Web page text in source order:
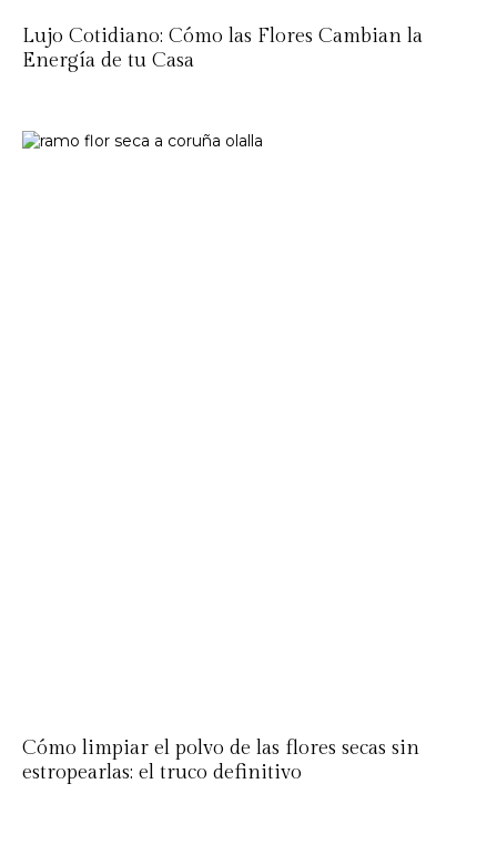
Lujo Cotidiano: Cómo las Flores Cambian la
Energía de tu Casa
Cómo limpiar el polvo de las flores secas sin
estropearlas: el truco definitivo